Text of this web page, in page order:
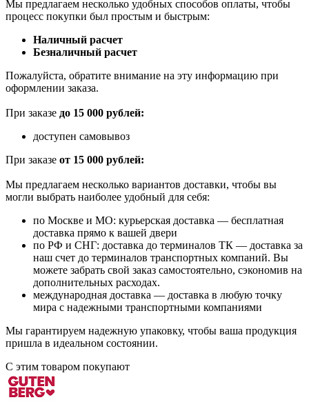
Мы предлагаем несколько удобных способов оплаты, чтобы
процесс покупки был простым и быстрым:
Наличный расчет
Безналичный расчет
Пожалуйста, обратите внимание на эту информацию при
оформлении заказа.
При заказе до 15 000 рублей:
доступен самовывоз
При заказе от 15 000 рублей:
Мы предлагаем несколько вариантов доставки, чтобы вы
могли выбрать наиболее удобный для себя:
по Москве и МО: курьерская доставка — бесплатная
доставка прямо к вашей двери
по РФ и СНГ: доставка до терминалов ТК — доставка за
наш счет до терминалов транспортных компаний. Вы
можете забрать свой заказ самостоятельно, сэкономив на
дополнительных расходах.
международная доставка — доставка в любую точку
мира с надежными транспортными компаниями
Мы гарантируем надежную упаковку, чтобы ваша продукция
пришла в идеальном состоянии.
С этим товаром покупают